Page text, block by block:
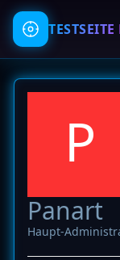
TESTSEITE
P
Panart
Haupt-